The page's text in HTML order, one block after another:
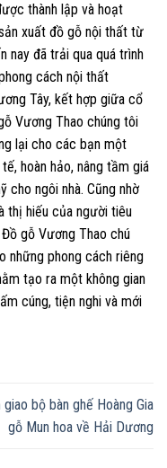
thành lập và hoạt
xuất đồ gỗ nội thất từ
nay đã trải qua quá trình
cách nội thất
Tây, kết hợp giữa cổ
Vương Thao chúng tôi
lại cho các bạn một
hoàn hảo, nâng tầm giá
cho ngôi nhà. Cũng nhờ
thị hiếu của người tiêu
gỗ Vương Thao chú
những phong cách riêng
tạo ra một không gian
cúng, tiện nghi và mới
giao bộ bàn ghế Hoàng Gia
gỗ Mun hoa về Hải Dương